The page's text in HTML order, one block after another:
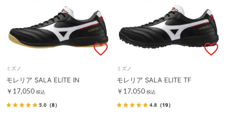
ミズノ
モレリア SALA ELITE IN
￥17,050 税込
5.0 （8）
ミズノ
モレリア SALA ELITE TF
￥17,050 税込
4.8 （19）